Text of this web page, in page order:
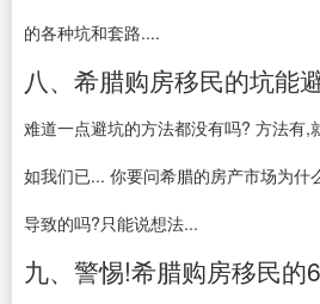
的各种坑和套路....
八、希腊购房移民的坑能
难道一点避坑的方法都没有吗? 方法有,
如我们已... 你要问希腊的房产市场为什
导致的吗?只能说想法...
九、警惕!希腊购房移民的